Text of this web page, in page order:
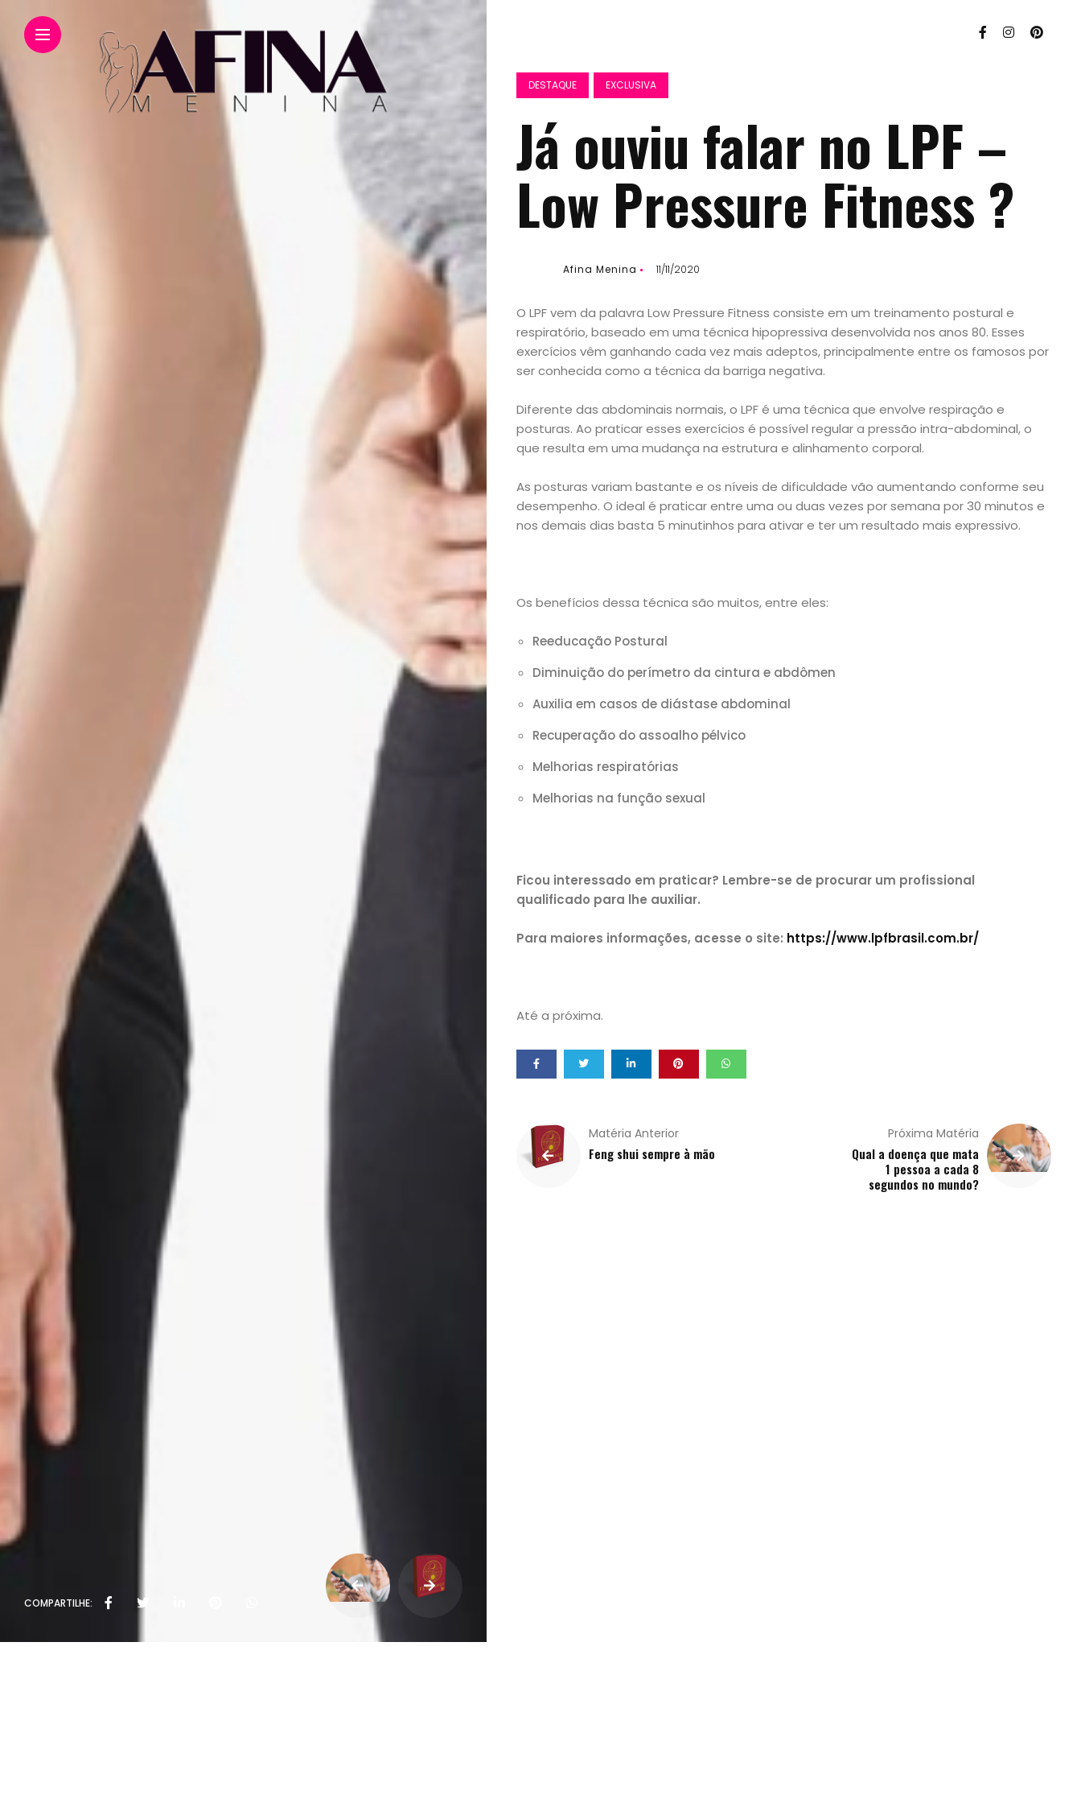
Início
Academia
Beleza
Bora
lá!
Casa
Decoração
Exclusiva
Mães
&
Notícias
COMPARTILHE:
DESTAQUE EXCLUSIVA
Já ouviu falar no LPF –
Low Pressure Fitness ?
Afina Menina 11/11/2020
O LPF vem da palavra Low Pressure Fitness consiste em um treinamento postural e
respiratório, baseado em uma técnica hipopressiva desenvolvida nos anos 80. Esses
exercícios vêm ganhando cada vez mais adeptos, principalmente entre os famosos por
ser conhecida como a técnica da barriga negativa.
Diferente das abdominais normais, o LPF é uma técnica que envolve respiração e
posturas. Ao praticar esses exercícios é possível regular a pressão intra-abdominal, o
que resulta em uma mudança na estrutura e alinhamento corporal.
As posturas variam bastante e os níveis de dificuldade vão aumentando conforme seu
desempenho. O ideal é praticar entre uma ou duas vezes por semana por 30 minutos e
nos demais dias basta 5 minutinhos para ativar e ter um resultado mais expressivo.
Os benefícios dessa técnica são muitos, entre eles:
Reeducação Postural
Diminuição do perímetro da cintura e abdômen
Auxilia em casos de diástase abdominal
Recuperação do assoalho pélvico
Melhorias respiratórias
Melhorias na função sexual
Ficou interessado em praticar? Lembre-se de procurar um profissional
qualificado para lhe auxiliar.
Para maiores informações, acesse o site: https://www.lpfbrasil.com.br/
Até a próxima.
Matéria Anterior
Feng shui sempre à mão
Próxima Matéria
Qual a doença que mata
1 pessoa a cada 8
segundos no mundo?